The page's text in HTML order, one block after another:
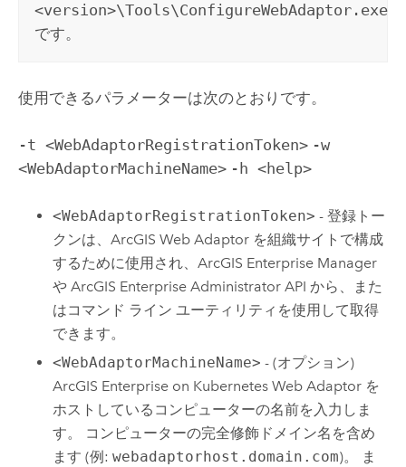
<version>\Tools\ConfigureWebAdaptor.exe
です。
使用できるパラメーターは次のとおりです。
-t <WebAdaptorRegistrationToken> -w
<WebAdaptorMachineName> -h <help>
<WebAdaptorRegistrationToken> - 登録トー
クンは、ArcGIS Web Adaptor を組織サイトで構成
するために使用され、ArcGIS Enterprise Manager
やArcGIS Enterprise Administrator API から、また
はコマンド ライン ユーティリティを使用して取得
できます。
<WebAdaptorMachineName> - (オプション)
ArcGIS Enterprise on Kubernetes Web Adaptor を
ホストしているコンピューターの名前を入力しま
す。 コンピューターの完全修飾ドメイン名を含め
ます (例:webadaptorhost.domain.com)。 ま